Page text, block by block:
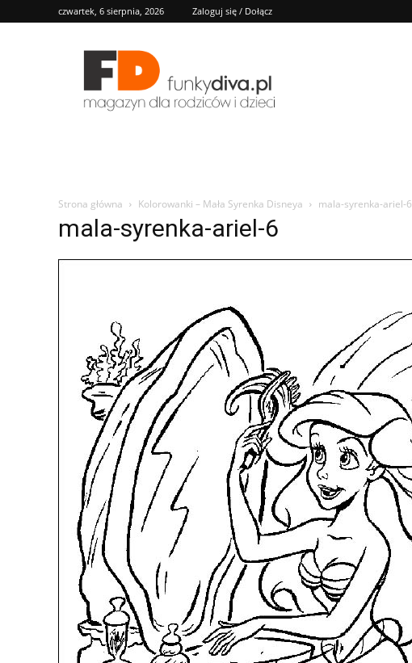
czwartek, 6 sierpnia, 2026 Zaloguj się / Dołącz
FD
Strona główna Kolorowanki – Mała Syrenka Disneya mala-syrenka-ariel-6
mala-syrenka-ariel-6